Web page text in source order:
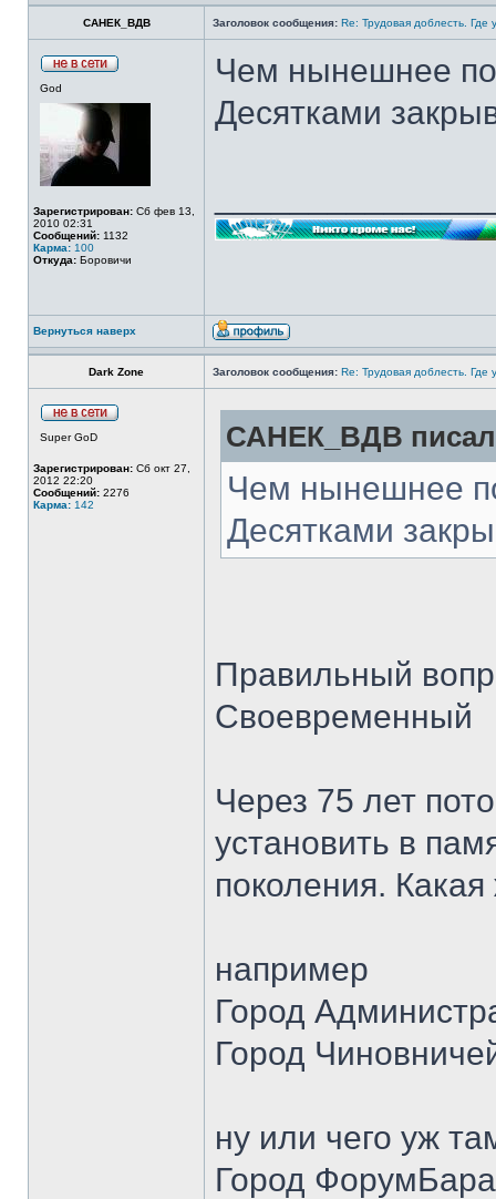
САНЕК_ВДВ Заголовок сообщения: Re: Трудовая доблесть. Где
God
Зарегистрирован: Сб фев 13,
2010 02:31
Сообщений: 1132
Карма: 100
Откуда: Боровичи
Чем нынешнее
Десятками
Вернуться наверх
Dark Zone Заголовок сообщения: Re: Трудовая доблесть. Где
Super GoD
Зарегистрирован: Сб окт 27,
2012 22:20
Сообщений: 2276
Карма: 142
САНЕК_ВДВ
Чем нынешнее
Десятками
Правильный
Своевременный
Через 75 лет
установить в
поколения.
например
Город
Город
ну или чего уж
Город